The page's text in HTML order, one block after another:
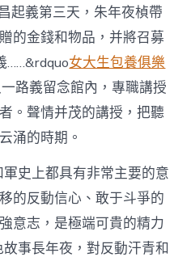
義第三天，朱年夜楨帶
的金錢和物品，并將召募
……&rdquo女大生包養俱樂
路義留念館內，專職講授
。聲情并茂的講授，把聽
涌的時期。
史上都具有非常主要的意
的反動信心、敢于斗爭的
意志，是極端可貴的精力
事長年夜，對反動汗青和